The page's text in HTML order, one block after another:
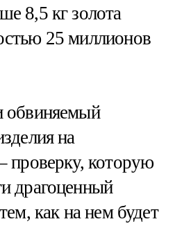
8,5 кг золота
25 миллионов
обвиняемый
на
проверку, которую
драгоценный
как на нем будет